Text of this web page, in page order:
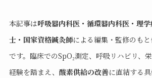
本記事は呼吸器内科医・循環器内科医・理
士・国家資格鍼灸師による編集・監修のも
です。臨床でのSpO₂測定、呼吸リハビリ、
経験を踏まえ、 酸素供給の改善に直結する